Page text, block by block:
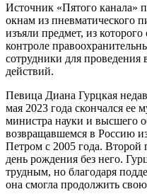
Источник «Пятого канала»
окнам из пневматического
изъяли предмет, из
контроле
сотрудники для проведения
действий.
Певица Диана Гурцкая
мая 2023 года скончался ее
министра науки и высшего
возвращавшемся в Россию
Петром с 2005 года. Второй
день рождения без него.
трудным, но благодаря
она смогла продолжить